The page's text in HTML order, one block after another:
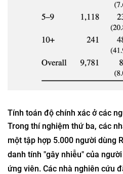
Tính toán độ chính xác ở các
Trong thí nghiệm thứ ba, các
một tập hợp 5.000 người dùng
danh tính "gây nhiễu" của
ứng viên. Các nhà nghiên cứu